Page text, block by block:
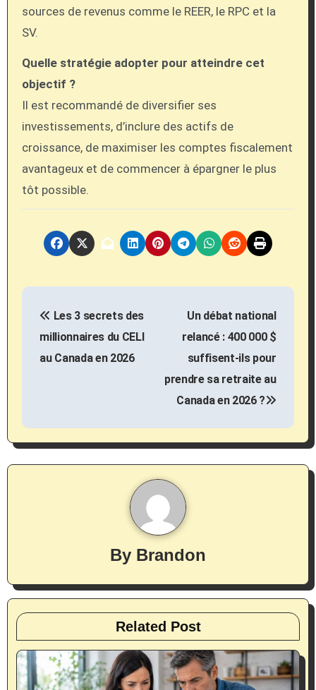
sources de revenus comme le REER, le RPC et la
SV.
Quelle stratégie adopter pour atteindre cet
objectif ?
Il est recommandé de diversifier ses
investissements, d’inclure des actifs de
croissance, de maximiser les comptes fiscalement
avantageux et de commencer à épargner le plus
tôt possible.
P
a
v
t
i
o
n
Les 3 secrets des
millionnaires du CELI
au Canada en 2026
Un débat national
relancé : 400 000 $
suffisent-ils pour
prendre sa retraite au
Canada en 2026 ?
By Brandon
Related Post